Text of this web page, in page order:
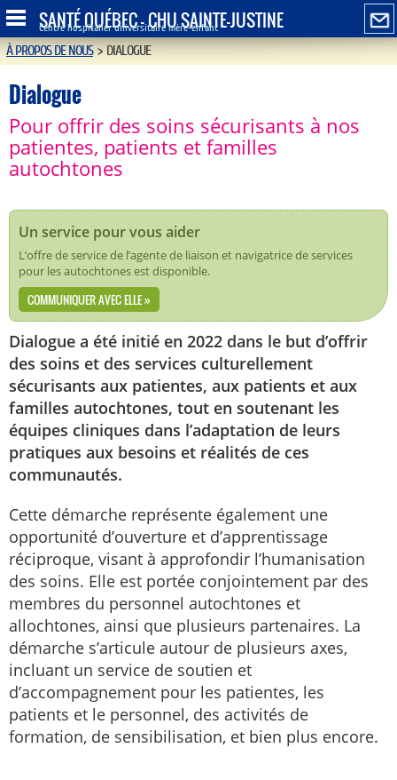
SANTÉ QUÉBEC - CHU SAINTE-JUSTINE
Centre hospitalier universitaire mère-enfant
À PROPOS DE NOUS>DIALOGUE
Dialogue
Pour offrir des soins sécurisants à nos
patientes, patients et familles
autochtones
Un service pour vous aider
L’offre de service de l’agente de liaison et navigatrice de services
pour les autochtones est disponible.
COMMUNIQUER AVEC ELLE »
Dialogue a été initié en 2022 dans le but d’offrir
des soins et des services culturellement
sécurisants aux patientes, aux patients et aux
familles autochtones, tout en soutenant les
équipes cliniques dans l’adaptation de leurs
pratiques aux besoins et réalités de ces
communautés.
Cette démarche représente également une
opportunité d’ouverture et d’apprentissage
réciproque, visant à approfondir l’humanisation
des soins. Elle est portée conjointement par des
membres du personnel autochtones et
allochtones, ainsi que plusieurs partenaires. La
démarche s’articule autour de plusieurs axes,
incluant un service de soutien et
d’accompagnement pour les patientes, les
patients et le personnel, des activités de
formation, de sensibilisation, et bien plus encore.